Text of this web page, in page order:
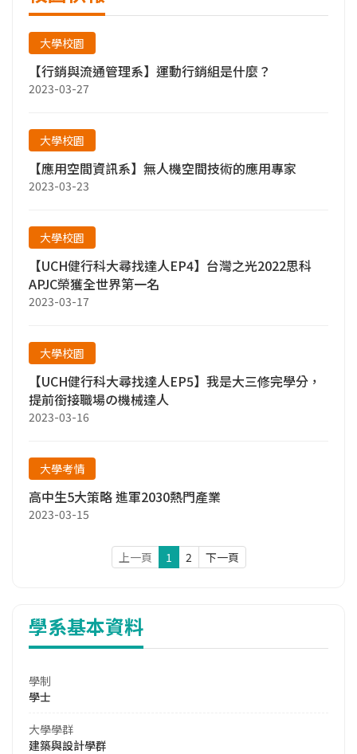
大學校園
【行銷與流通管理系】運動行銷組是什麼？
2023-03-27
大學校園
【應用空間資訊系】無人機空間技術的應用專家
2023-03-23
大學校園
【UCH健行科大尋找達人EP4】台灣之光2022思科
APJC榮獲全世界第一名
2023-03-17
大學校園
【UCH健行科大尋找達人EP5】我是大三修完學分，
提前銜接職場の機械達人
2023-03-16
大學考情
高中生5大策略 進軍2030熱門產業
2023-03-15
上一頁 1 2 下一頁
學系基本資料
學制
學士
大學學群
建築與設計學群